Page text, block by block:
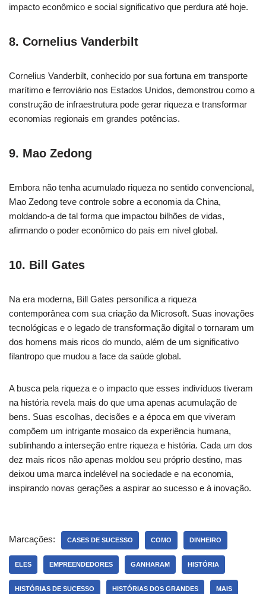
impacto econômico e social significativo que perdura até hoje.
8. Cornelius Vanderbilt
Cornelius Vanderbilt, conhecido por sua fortuna em transporte
marítimo e ferroviário nos Estados Unidos, demonstrou como a
construção de infraestrutura pode gerar riqueza e transformar
economias regionais em grandes potências.
9. Mao Zedong
Embora não tenha acumulado riqueza no sentido convencional,
Mao Zedong teve controle sobre a economia da China,
moldando-a de tal forma que impactou bilhões de vidas,
afirmando o poder econômico do país em nível global.
10. Bill Gates
Na era moderna, Bill Gates personifica a riqueza
contemporânea com sua criação da Microsoft. Suas inovações
tecnológicas e o legado de transformação digital o tornaram um
dos homens mais ricos do mundo, além de um significativo
filantropo que mudou a face da saúde global.
A busca pela riqueza e o impacto que esses indivíduos tiveram
na história revela mais do que uma apenas acumulação de
bens. Suas escolhas, decisões e a época em que viveram
compõem um intrigante mosaico da experiência humana,
sublinhando a interseção entre riqueza e história. Cada um dos
dez mais ricos não apenas moldou seu próprio destino, mas
deixou uma marca indelével na sociedade e na economia,
inspirando novas gerações a aspirar ao sucesso e à inovação.
Marcações: CASES DE SUCESSO COMO DINHEIRO
ELES EMPREENDEDORES GANHARAM HISTÓRIA
HISTÓRIAS DE SUCESSO HISTÓRIAS DOS GRANDES MAIS